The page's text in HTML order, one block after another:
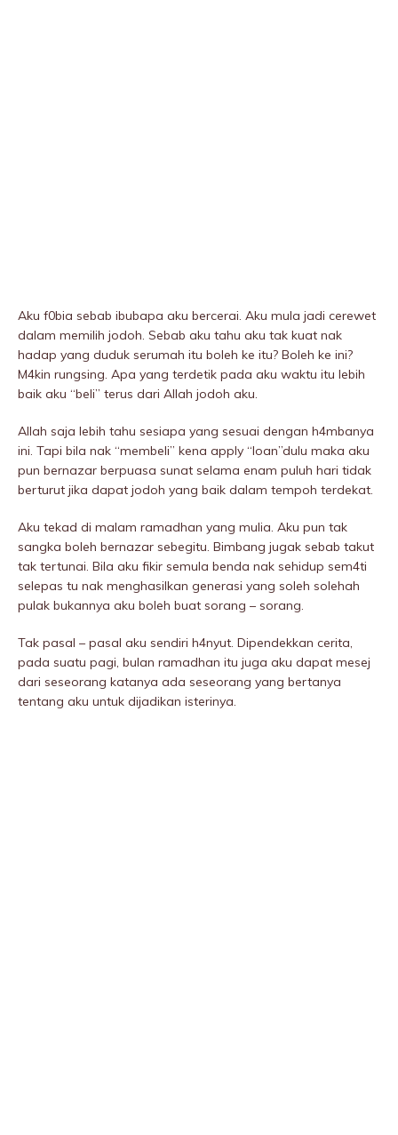
Aku f0bia sebab ibubapa aku bercerai. Aku mula jadi cerewet
dalam memilih jodoh. Sebab aku tahu aku tak kuat nak
hadap yang duduk serumah itu boleh ke itu? Boleh ke ini?
M4kin rungsing. Apa yang terdetik pada aku waktu itu lebih
baik aku “beli” terus dari Allah jodoh aku.
Allah saja lebih tahu sesiapa yang sesuai dengan h4mbanya
ini. Tapi bila nak “membeli” kena apply “loan”dulu maka aku
pun bernazar berpuasa sunat selama enam puluh hari tidak
berturut jika dapat jodoh yang baik dalam tempoh terdekat.
Aku tekad di malam ramadhan yang mulia. Aku pun tak
sangka boleh bernazar sebegitu. Bimbang jugak sebab takut
tak tertunai. Bila aku fikir semula benda nak sehidup sem4ti
selepas tu nak menghasilkan generasi yang soleh solehah
pulak bukannya aku boleh buat sorang – sorang.
Tak pasal – pasal aku sendiri h4nyut. Dipendekkan cerita,
pada suatu pagi, bulan ramadhan itu juga aku dapat mesej
dari seseorang katanya ada seseorang yang bertanya
tentang aku untuk dijadikan isterinya.